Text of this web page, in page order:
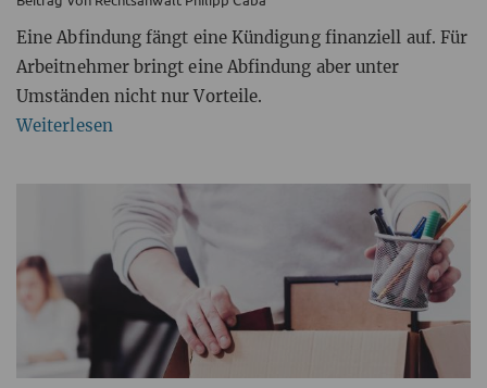
Eine Abfindung fängt eine Kündigung finanziell auf. Für
Arbeitnehmer bringt eine Abfindung aber unter
Umständen nicht nur Vorteile.
Weiterlesen